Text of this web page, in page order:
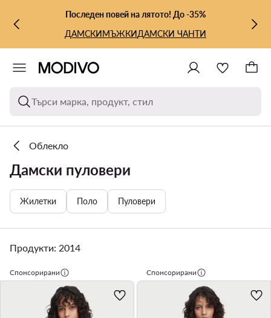
КЪМ ОСНОВНОТО СЪДЪРЖАНИЕ
КЪМ ТЪРСЕНЕПоследен повей на лятото! До -35%
ДАМСКИМЪЖКИДАМСКИ ЧАНТИ
Търси марка, продукт, стил
Облекло
Дамски пуловери
Жилетки Поло Пуловери
Продукти: 2014
Спонсорирани Спонсорирани